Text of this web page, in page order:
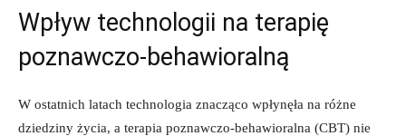
Wpływ technologii na terapię
poznawczo-behawioralną
W ​ostatnich⁤ latach technologia znacząco wpłynęła na⁣ różne
dziedziny życia, a⁢ terapia poznawczo-behawioralna ​(CBT) nie